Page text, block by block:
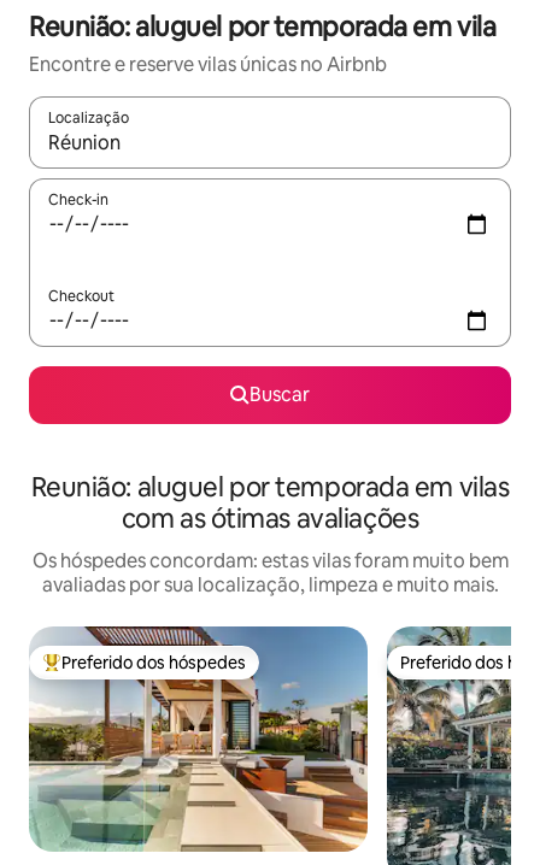
Reunião: aluguel por temporada em vila
Encontre e reserve vilas únicas no Airbnb
Localização
Quando os resultados estiverem disponíveis, explore-os
Check-in
Checkout
Buscar
Reunião: aluguel por temporada em vilas
com as ótimas avaliações
Os hóspedes concordam: estas vilas foram muito bem
avaliadas por sua localização, limpeza e muito mais.
Entre os melhores preferidos dos hóspedes
Preferido dos hóspedes Preferido dos
Preferido dos